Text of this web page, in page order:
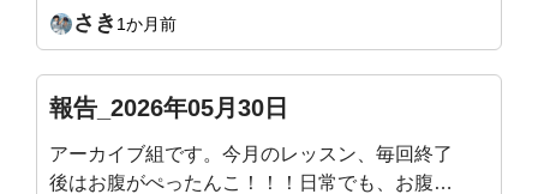
な姿勢になることが目的で入会したのでまだ
まだ継続頑張ります！
さき 1か月前
報告_2026年05月30日
アーカイブ組です。今月のレッスン、毎回終了
後はお腹がぺったんこ！！！日常でも、お腹の